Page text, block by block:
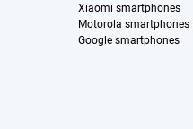
Xiaomi smartphones
Motorola smartphones
Google smartphones